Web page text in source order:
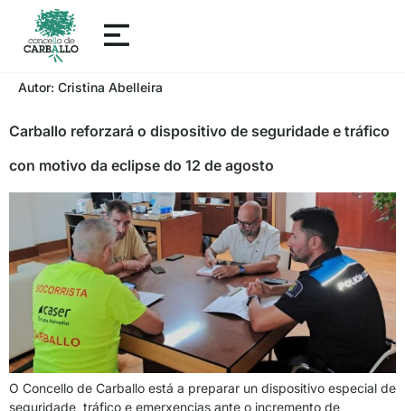
Autor: Cristina Abelleira
Carballo reforzará o dispositivo de seguridade e tráfico
con motivo da eclipse do 12 de agosto
O Concello de Carballo está a preparar un dispositivo especial de
seguridade, tráfico e emerxencias ante o incremento de